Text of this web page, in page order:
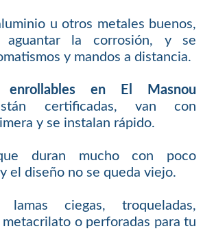
u otros metales buenos,
aguantar la corrosión, y se
y mandos a distancia.
enrollables en El Masnou
certificadas, van con
y se instalan rápido.
duran mucho con poco
el diseño no se queda viejo.
lamas ciegas, troqueladas,
o perforadas para tu